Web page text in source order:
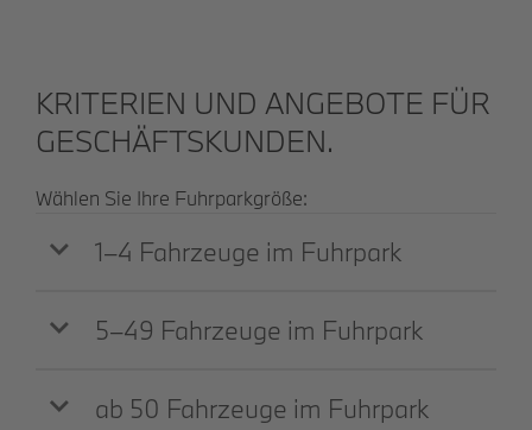
KRITERIEN UND ANGEBOTE FÜR
GESCHÄFTSKUNDEN.
Wählen Sie Ihre Fuhrparkgröße:
1–4 Fahrzeuge im Fuhrpark
5–49 Fahrzeuge im Fuhrpark
ab 50 Fahrzeuge im Fuhrpark